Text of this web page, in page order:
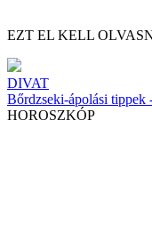
EZT EL KELL
DIVAT
Bőrdzseki-ápolási tippek
HOROSZKÓP